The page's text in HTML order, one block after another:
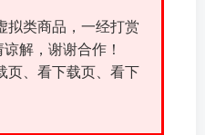
拟类商品，一经打赏
解，谢谢合作！
页、看下载页、看下